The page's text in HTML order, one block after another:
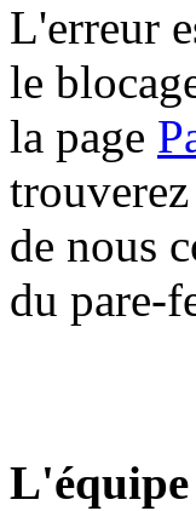
L'erreur
le
la page
de nous
du pare-